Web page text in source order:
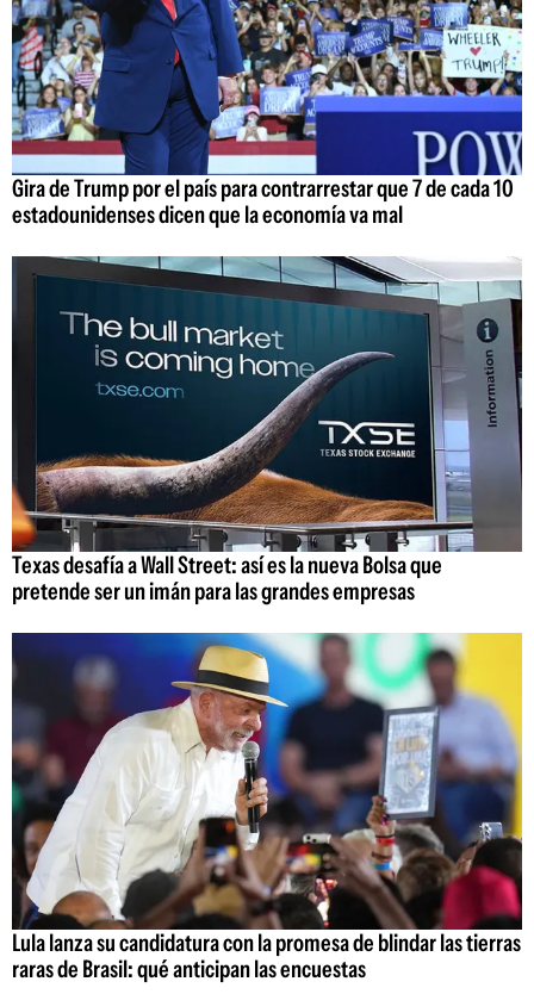
Gira de Trump por el país para contrarrestar que 7 de cada 10
estadounidenses dicen que la economía va mal
Texas desafía a Wall Street: así es la nueva Bolsa que
pretende ser un imán para las grandes empresas
Lula lanza su candidatura con la promesa de blindar las tierras
raras de Brasil: qué anticipan las encuestas